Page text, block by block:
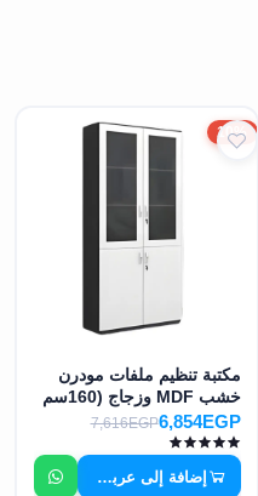
10%
مكتبة تنظيم ملفات مودرن
خشب MDF وزجاج (160سم
× 80سم × 40سم) - MS-
12956
6,854EGP
7,616EGP
إضافة إلى عربة التسوق